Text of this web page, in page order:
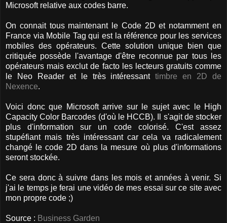
Microsoft relative aux codes barre.
On connait tous maintenant le Code 2D et notamment en
France via Mobile Tag qui est la référence pour les services
mobiles des opérateurs. Cette solution unique bien que
critiquée possède l'avantage d'être reconnue par tous les
opérateurs mais exclut de facto les lecteurs gratuits comme
le Neo Reader et le très intéressanttimbre en 2D de
Nexence.
Voici donc que Microsoft arrive sur le sujet avec le High
Capacity Color Barcodes (d'où le HCCB). Il s'agit de stocker
plus d'information sur un code colorisé. C'est assez
stupéfiant mais très intéressant car cela va radicalement
changé le code 2D dans la mesure où plus d'informations
seront stockée.
Ce sera donc à suivre dans les mois et années à venir. Si
j'ai le temps je ferai une vidéo de mes essai sur ce site avec
mon propre code ;)
Source : Business Garden